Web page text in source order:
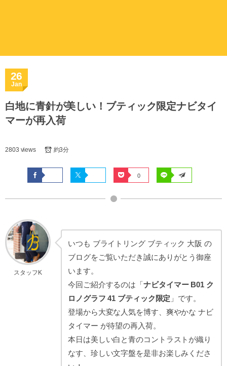
26
Jan
白地に青針が美しい！ブティック限定ナビタイ
マーが再入荷
2803 views 約3分
0
スタッフK
いつも ブライトリング ブティック 大阪 の
ブログをご覧いただき誠にありがとう御座
います。
今回ご紹介するのは「ナビタイマー B01 ク
ロノグラフ 41 ブティック限定 」です。
登場から大変な人気を博す、爽やかな ナビ
タイマー が待望の再入荷。
本日は美しい白と青のコントラストが織り
なす、珍しい文字盤を是非お楽しみくださ